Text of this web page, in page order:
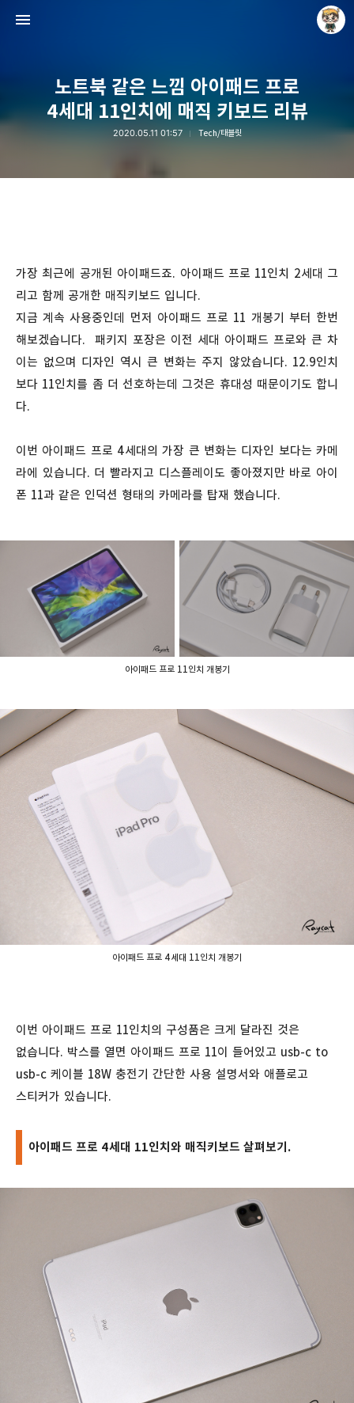
노트북 같은 느낌 아이패드 프로
4세대 11인치에 매직 키보드 리뷰
2020.05.11 01:57 Tech/태블릿
가장 최근에 공개된 아이패드죠. 아이패드 프로 11인치 2세대 그
리고 함께 공개한 매직키보드 입니다.
지금 계속 사용중인데 먼저 아이패드 프로 11 개봉기 부터 한번
해보겠습니다. 패키지 포장은 이전 세대 아이패드 프로와 큰 차
이는 없으며 디자인 역시 큰 변화는 주지 않았습니다. 12.9인치
보다 11인치를 좀 더 선호하는데 그것은 휴대성 때문이기도 합니
다.
이번 아이패드 프로 4세대의 가장 큰 변화는 디자인 보다는 카메
라에 있습니다. 더 빨라지고 디스플레이도 좋아졌지만 바로 아이
폰 11과 같은 인덕션 형태의 카메라를 탑재 했습니다.
아이패드 프로 11인치 개봉기
아이패드 프로 4세대 11인치 개봉기
이번 아이패드 프로 11인치의 구성품은 크게 달라진 것은
없습니다. 박스를 열면 아이패드 프로 11이 들어있고 usb-c to
usb-c 케이블 18W 충전기 간단한 사용 설명서와 애플로고
스티커가 있습니다.
아이패드 프로 4세대 11인치와 매직키보드 살펴보기.
Raycat : Photo and Story